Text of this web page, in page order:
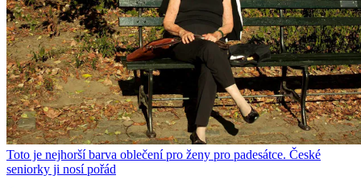
Toto je nejhorší barva oblečení pro ženy pro padesátce. České
seniorky ji nosí pořád